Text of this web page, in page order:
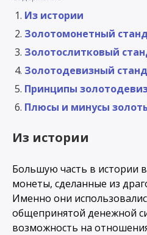
Из истории
Золотомонетный
Золотослитковый
Золотодевизный
Принципы
Плюсы и минусы
Из истории
Большую часть в истории
монеты, сделанные из
Именно они
общепринятой денежной
возможность на